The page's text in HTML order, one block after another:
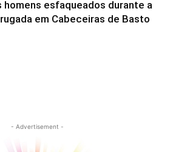
homens esfaqueados durante a
em Cabeceiras de Basto
- Advertisement -